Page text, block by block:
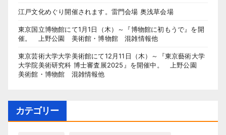
江戸文化めぐり開催されます。雷門会場 奥浅草会場
東京国立博物館にて1月1日（木）～『博物館に初もうで』を開
催。 上野公園 美術館・博物館 混雑情報他
東京芸術大学大学美術館にて12月11日（木）～『東京藝術大学
大学院美術研究科 博士審査展2025』を開催中。 上野公園
美術館・博物館 混雑情報他
カテゴリー